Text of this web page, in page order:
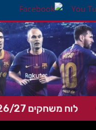
לוח משחקים 26/27